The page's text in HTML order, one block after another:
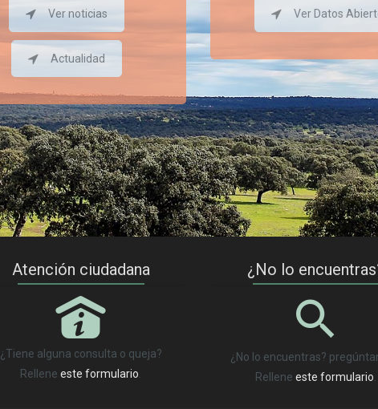
Ver noticias
Actualidad
Ver Datos
Atención ciudadana
P
¿Tiene alguna consulta o queja?
Relleneeste formulario
¿No lo
¿No lo encuentras?
Rellene este formulario